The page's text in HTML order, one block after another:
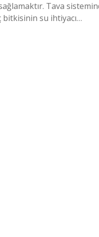
Tava
su ihtiyacı…